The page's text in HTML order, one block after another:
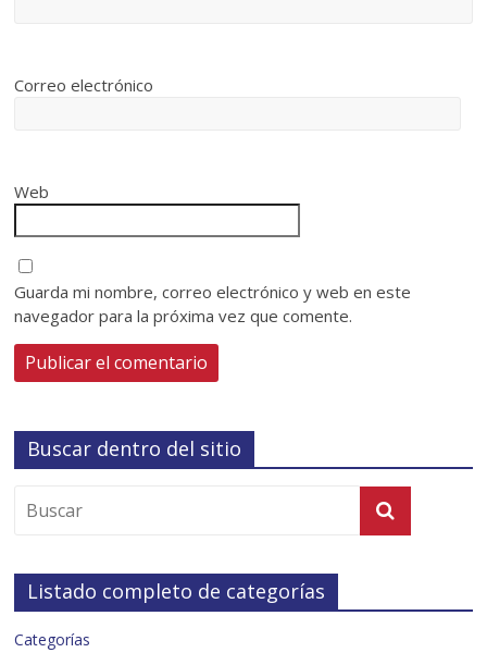
Correo electrónico
Web
Guarda mi nombre, correo electrónico y web en este
navegador para la próxima vez que comente.
Buscar dentro del sitio
Listado completo de categorías
Categorías